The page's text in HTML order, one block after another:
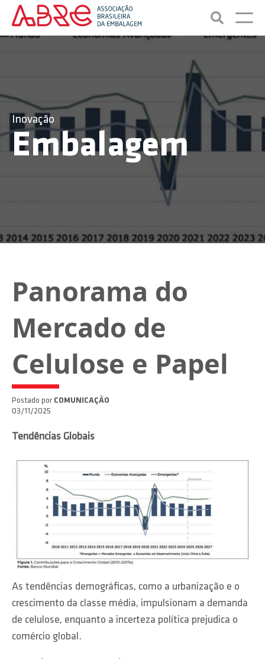
Inovação
Embalagem
Panorama do
Mercado de
Celulose e Papel
Postado por COMUNICAÇÃO
03/11/2025
Tendências Globais
As tendências demográficas, como a urbanização e o
crescimento da classe média, impulsionam a demanda
de celulose, enquanto a incerteza política prejudica o
comércio global.